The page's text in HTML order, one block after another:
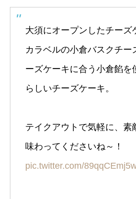
大須にオープンしたチーズ
カラベルの小倉バスクチー
ーズケーキに合う小倉餡を
らしいチーズケーキ。
テイクアウトで気軽に、素
味わってくださいね～！
pic.twitter.com/